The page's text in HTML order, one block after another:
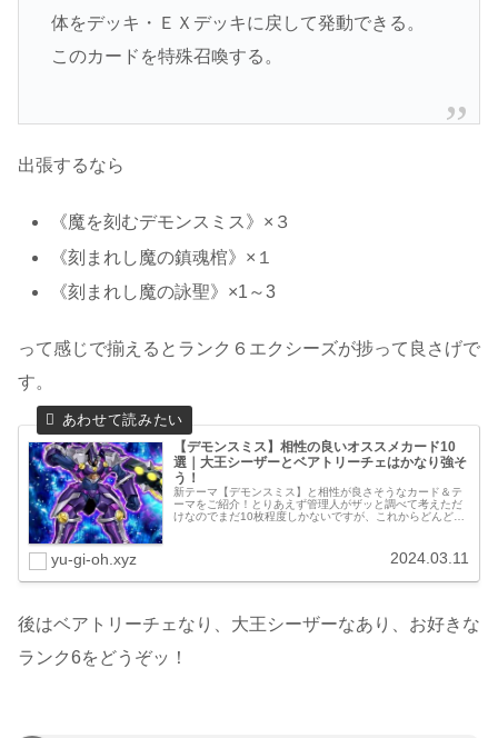
体をデッキ・ＥＸデッキに戻して発動できる。
このカードを特殊召喚する。
出張するなら
《魔を刻むデモンスミス》×３
《刻まれし魔の鎮魂棺》×１
《刻まれし魔の詠聖》×1～3
って感じで揃えるとランク６エクシーズが捗って良さげで
す。
【デモンスミス】相性の良いオススメカード10
選｜大王シーザーとベアトリーチェはかなり強そ
う！
新テーマ【デモンスミス】と相性が良さそうなカード＆テ
ーマをご紹介！とりあえず管理人がザッと調べて考えただ
けなのでまだ10枚程度しかないですが、これからどんどん
yu-gi-oh.xyz 2024.03.11
後はベアトリーチェなり、大王シーザーなあり、お好きな
ランク6をどうぞッ！